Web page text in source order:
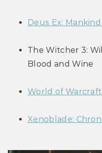
Deus Ex:
The Witcher 3:
Blood and Wine
World of
Xenoblade: